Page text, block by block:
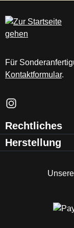
Für
Kontaktformular.
Schau auf
Rechtliches
Herstellung